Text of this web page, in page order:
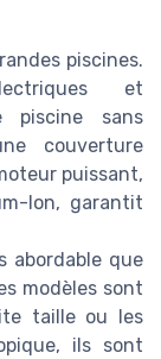
piscines.
et
piscine sans
couverture
puissant,
Ion, garantit
abordable que
modèles sont
taille ou les
ils sont